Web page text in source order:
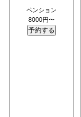
ペンション
8000円〜